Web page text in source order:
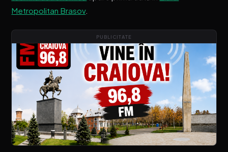
Metropolitan Brasov.
PUBLICITATE